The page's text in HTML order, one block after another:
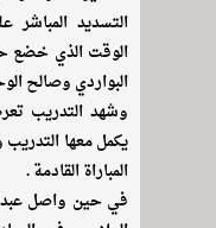
التسديد
الوقت الذي خضع
البواردي وصالح
وشهد التدريب
يكمل معها التدريب
المباراة القادمة .
في حين واصل